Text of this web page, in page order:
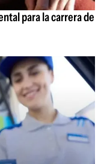
para la carrera de